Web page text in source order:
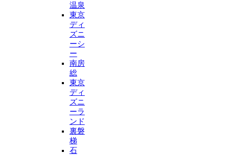
温泉
東京
ディ
ズニ
ーシ
ー
南房
総
東京
ディ
ズニ
ーラ
ンド
裏磐
梯
石